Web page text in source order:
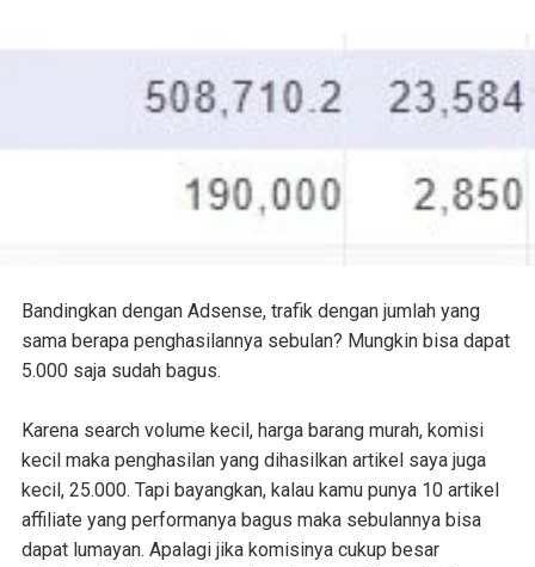
Bandingkan dengan Adsense, trafik dengan jumlah yang
sama berapa penghasilannya sebulan? Mungkin bisa dapat
5.000 saja sudah bagus.
Karena search volume kecil, harga barang murah, komisi
kecil maka penghasilan yang dihasilkan artikel saya juga
kecil, 25.000. Tapi bayangkan, kalau kamu punya 10 artikel
affiliate yang performanya bagus maka sebulannya bisa
dapat lumayan. Apalagi jika komisinya cukup besar